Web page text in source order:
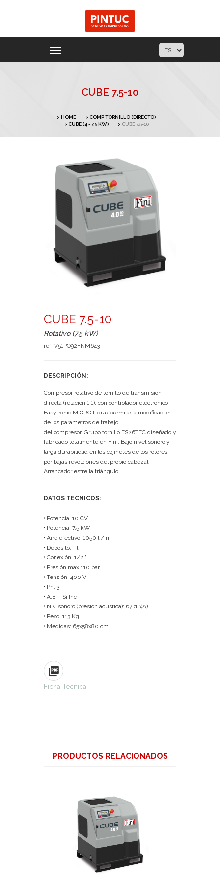
CUBE 7.5-10
HOME
COMP TORNILLO (DIRECTO)
CUBE (4 - 7.5 KW)
CUBE 7.5-10
CUBE 7.5-10
Rotativo (7.5 kW)
ref. V51PO92FNM643
DESCRIPCIÓN:
Compresor rotativo de tornillo de transmisión
directa (relación 1:1), con controlador electrónico
Easytronic MICRO II que permite la modificación
de los parametros de trabajo
del compresor. Grupo tornillo FS26TFC diseñado y
fabricado totalmente en Fini. Bajo nivel sonoro y
larga durabilidad en los cojinetes de los rotores
por bajas revolciones del propio cabezal.
Arrancador estrella triángulo.
DATOS TÉCNICOS:
Potencia: 10 CV
Potencia: 7,5 kW
Aire efectivo: 1050 l / m
Depósito: - l
Conexión: 1/2 "
Presión max.: 10 bar
Tensión: 400 V
Ph: 3
A.E.T: Si Inc
Niv. sonoro (presión acústica): 67 dB(A)
Peso: 113 Kg
Medidas: 65x58x80 cm
Ficha Técnica
PRODUCTOS RELACIONADOS